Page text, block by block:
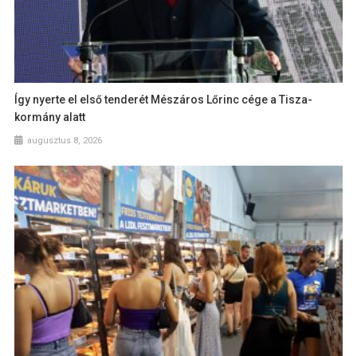
Így nyerte el első tenderét Mészáros Lőrinc cége a Tisza-
kormány alatt
augusztus 8, 2026